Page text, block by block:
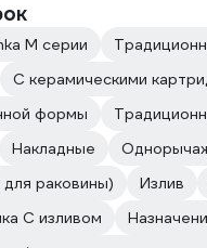
M серии
С керамическими
формы
Накладные
раковины)
Излив
С изливом